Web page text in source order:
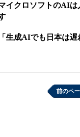
イクロソフトのAIは
「生成AIでも日本は
前のペ